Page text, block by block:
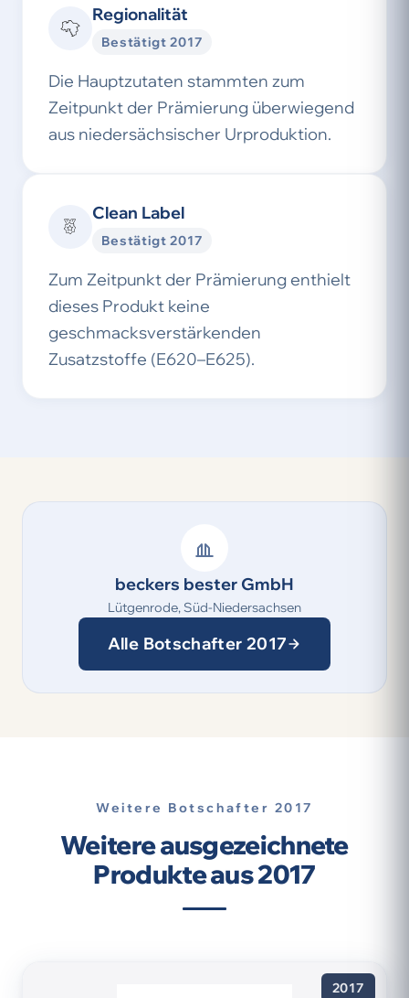
Regionalität
Bestätigt 2017
Die Hauptzutaten stammten zum
Zeitpunkt der Prämierung überwiegend
aus niedersächsischer Urproduktion.
Clean Label
Bestätigt 2017
Zum Zeitpunkt der Prämierung enthielt
dieses Produkt keine
geschmacksverstärkenden
Zusatzstoffe (E620–E625).
beckers bester GmbH
Lütgenrode, Süd-Niedersachsen
Alle Botschafter 2017
Weitere Botschafter 2017
Weitere ausgezeichnete
Produkte aus 2017
2017